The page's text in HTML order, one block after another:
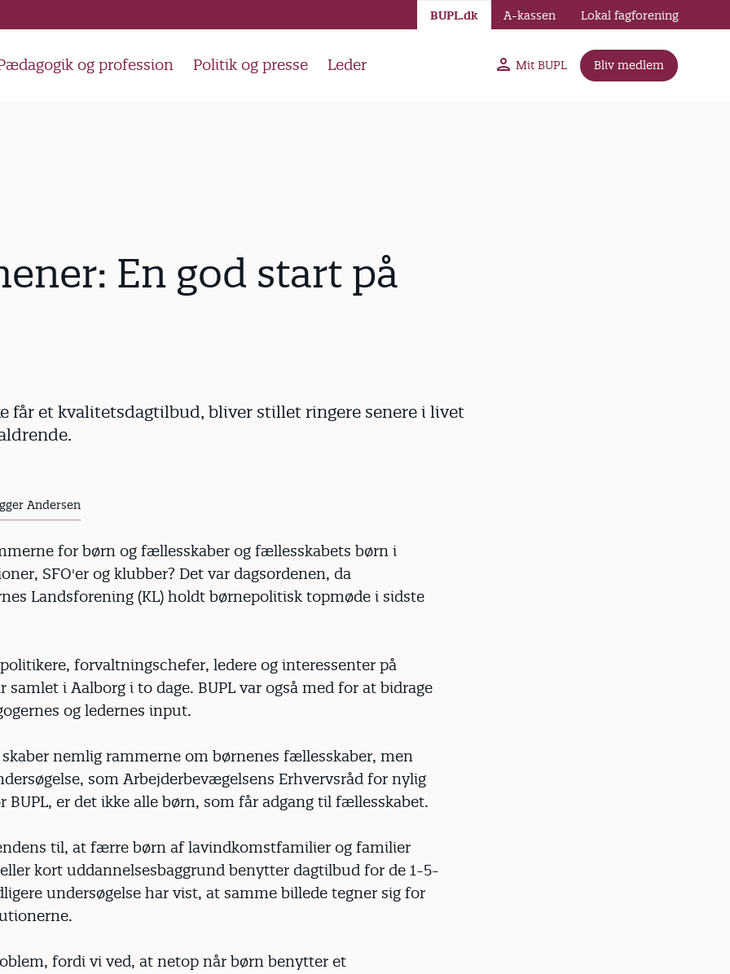
og profession Politik og presse Leder Mit BUPL Bliv medlem
BUPL.dk A-kassen Lokal fagforening
En god start på
får et kvalitetsdagtilbud, bliver stillet ringere senere i livet
Andersen
for børn og fællesskaber og fællesskabets børn i
SFO'er og klubber? Det var dagsordenen, da
Landsforening (KL) holdt børnepolitisk topmøde i sidste
forvaltningschefer, ledere og interessenter på
samlet i Aalborg i to dage. BUPL var også med for at bidrage
og ledernes input.
nemlig rammerne om børnenes fællesskaber, men
som Arbejderbevægelsens Erhvervsråd for nylig
BUPL, er det ikke alle børn, som får adgang til fællesskabet.
til, at færre børn af lavindkomstfamilier og familier
kort uddannelsesbaggrund benytter dagtilbud for de 1-5-
undersøgelse har vist, at samme billede tegner sig for
fordi vi ved, at netop når børn benytter et